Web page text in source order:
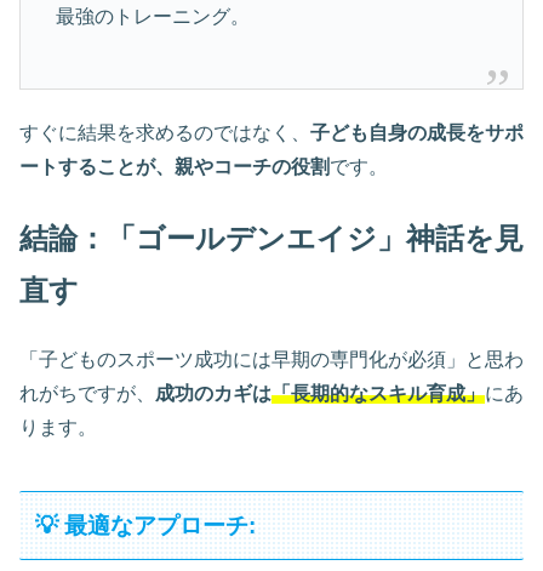
最強のトレーニング。
すぐに結果を求めるのではなく、 子ども自身の成長をサポ
ートすることが、親やコーチの役割です。
結論：「ゴールデンエイジ」神話を見
直す
「子どものスポーツ成功には早期の専門化が必須」と思わ
れがちですが、 成功のカギは「長期的なスキル育成」にあ
ります。
💡 最適なアプローチ: